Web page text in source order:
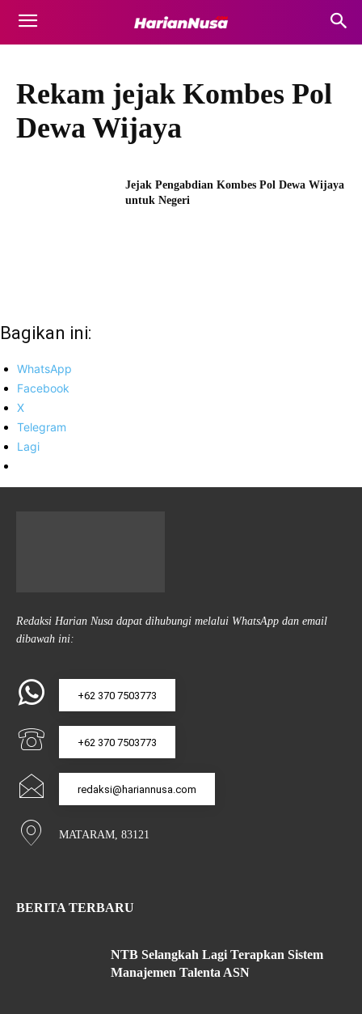
Rekam jejak Kombes Pol
Dewa Wijaya
Jejak Pengabdian Kombes Pol Dewa Wijaya
untuk Negeri
Bagikan ini:
WhatsApp
Facebook
X
Telegram
Lagi
Redaksi Harian Nusa dapat dihubungi melalui WhatsApp dan email
dibawah ini:
+62 370 7503773
+62 370 7503773
redaksi@hariannusa.com
MATARAM, 83121
BERITA TERBARU
NTB Selangkah Lagi Terapkan Sistem
Manajemen Talenta ASN